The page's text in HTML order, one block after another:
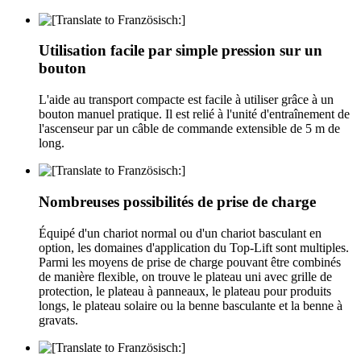
Utilisation facile par simple pression sur un
bouton
L'aide au transport compacte est facile à utiliser grâce à un
bouton manuel pratique. Il est relié à l'unité d'entraînement de
l'ascenseur par un câble de commande extensible de 5 m de
long.
Nombreuses possibilités de prise de charge
Équipé d'un chariot normal ou d'un chariot basculant en
option, les domaines d'application du Top-Lift sont multiples.
Parmi les moyens de prise de charge pouvant être combinés
de manière flexible, on trouve le plateau uni avec grille de
protection, le plateau à panneaux, le plateau pour produits
longs, le plateau solaire ou la benne basculante et la benne à
gravats.